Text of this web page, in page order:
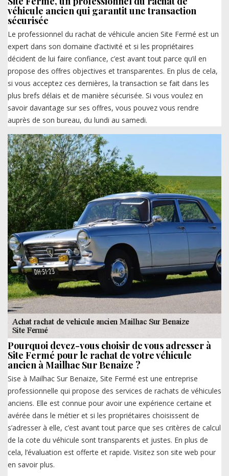
véhicule ancien qui garantit une transaction
sécurisée
Le professionnel du rachat de véhicule ancien Site Fermé est un
expert dans son domaine d’activité et si les propriétaires
décident de lui faire confiance, c’est avant tout parce qu’il en
propose des offres objectives et transparentes. En plus de cela,
si vous acceptez ces dernières, la transaction se fait dans les
plus brefs délais et de manière sécurisée. Si vous voulez en
savoir davantage sur ses offres, vous pouvez vous rendre
auprès de son bureau, du lundi au samedi.
Pourquoi devez-vous choisir de vous adresser à
Site Fermé pour le rachat de votre véhicule
ancien à Mailhac Sur Benaize ?
Sise à Mailhac Sur Benaize, Site Fermé est une entreprise
professionnelle qui propose des services de rachats de véhicules
anciens. Elle est connue pour avoir une expérience certaine et
avérée dans le métier et si les propriétaires choisissent de
s’adresser à elle, c’est avant tout parce que ses critères de calcul
de la cote du véhicule sont transparents et justes. En plus de
cela, l’évaluation est offerte et rapide. Visitez son site web pour
en savoir plus.